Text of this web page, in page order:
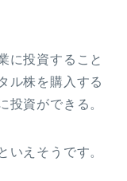
に投資すること
ル株を購入する
投資ができる。
いえそうです。